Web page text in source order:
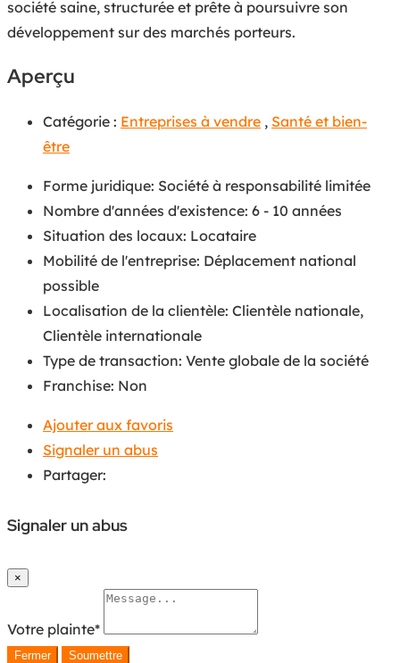
société saine, structurée et prête à poursuivre son
développement sur des marchés porteurs.
Aperçu
Catégorie : Entreprises à vendre , Santé et bien-
être
Forme juridique: Société à responsabilité limitée
Nombre d'années d'existence: 6 - 10 années
Situation des locaux: Locataire
Mobilité de l'entreprise: Déplacement national
possible
Localisation de la clientèle: Clientèle nationale,
Clientèle internationale
Type de transaction: Vente globale de la société
Franchise: Non
Ajouter aux favoris
Signaler un abus
Partager:
Signaler un abus
×
Votre plainte*
Fermer Soumettre